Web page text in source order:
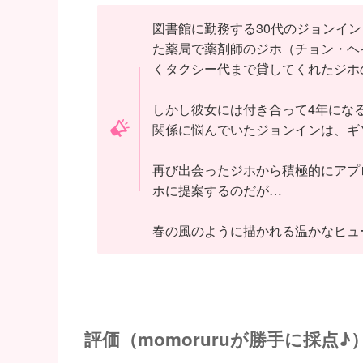
図書館に勤務する30代のジョンイ
た薬局で薬剤師のジホ（チョン・
くタクシー代まで貸してくれたジ
しかし彼女には付き合って4年に
関係に悩んでいたジョンインは、
再び出会ったジホから積極的にア
ホに提案するのだが…
春の風のように描かれる温かなヒ
評価（momoruruが勝手に採点♪